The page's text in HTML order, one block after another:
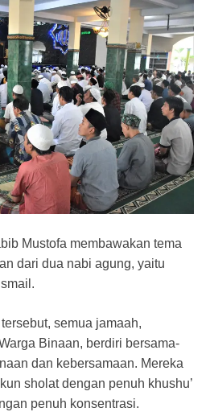
Mustofa membawakan tema
dari dua nabi agung, yaitu
semua jamaah,
Binaan, berdiri bersama-
dan kebersamaan. Mereka
sholat dengan penuh khushu’
penuh konsentrasi.